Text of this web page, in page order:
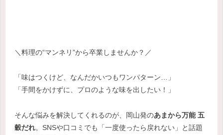
＼料理の“マンネリ”から卒業しませんか？／
「味はつくけど、なんだかいつもワンパターン…」
「手間をかけずに、プロのような味を出したい！」
そんな悩みを解決してくれるのが、岡山発のあまから万能 五
穀だれ。SNSや口コミでも「一度使ったら戻れない」と話題